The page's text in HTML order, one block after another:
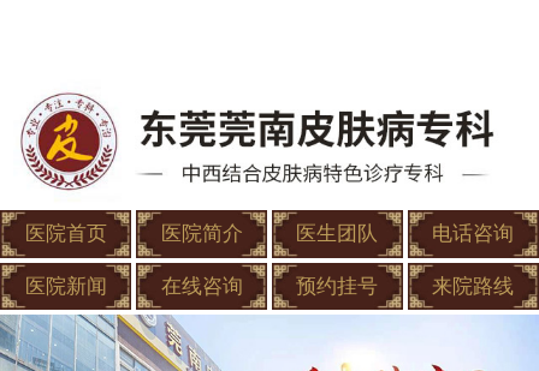
医院首页 医院简介 医生团队 电话咨询
医院新闻 在线咨询 预约挂号 来院路线